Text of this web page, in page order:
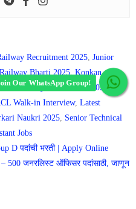
Recruitment 2025 ,Junior
Bharti 2025 Konkan
Railway Recruitment 2025,
Walk-in Interview, Latest
Naukri 2025 Senior Technical
Jobs
D पदांची भरती | Apply Online
500 जनरलिस्ट ऑफिसर पदांसाठी, जाणून
Join Our WhatsApp Group!